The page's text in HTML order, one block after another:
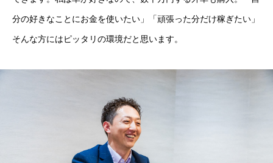
分の好きなことにお金を使いたい」「頑張った分だけ稼ぎたい」
そんな方にはピッタリの環境だと思います。